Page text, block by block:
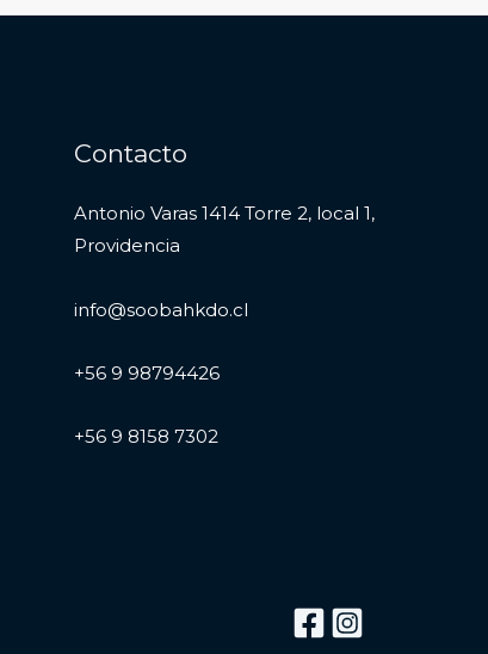
Contacto
Antonio Varas 1414 Torre 2, local 1,
Providencia
info@soobahkdo.cl
+56 9 98794426
+56 9 8158 7302